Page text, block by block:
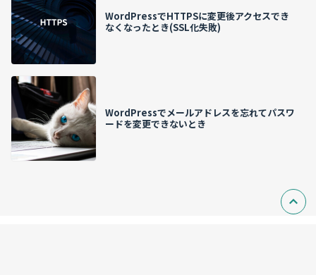
WordPressでHTTPSに変更後アクセスでき
なくなったとき(SSL化失敗)
WordPressでメールアドレスを忘れてパスワ
ードを変更できないとき